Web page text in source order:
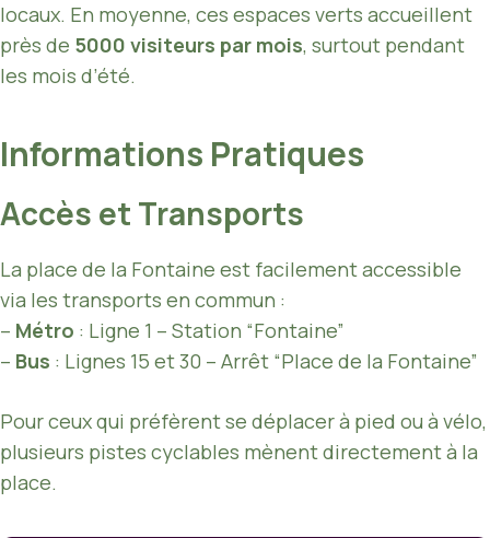
locaux. En moyenne, ces espaces verts accueillent
près de 5000 visiteurs par mois, surtout pendant
les mois d’été.
Informations Pratiques
Accès et Transports
La place de la Fontaine est facilement accessible
via les transports en commun :
– Métro : Ligne 1 – Station “Fontaine”
– Bus : Lignes 15 et 30 – Arrêt “Place de la Fontaine”
Pour ceux qui préfèrent se déplacer à pied ou à vélo,
plusieurs pistes cyclables mènent directement à la
place.